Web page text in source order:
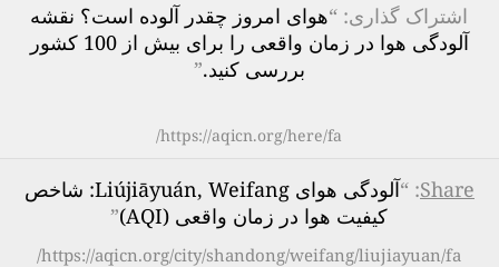
اشتراک گذاری: “هوای امروز چقدر آلوده است؟ نقشه
آلودگی هوا در زمان واقعی را برای بیش از 100 کشور
بررسی کنید.”
https://aqicn.org/here/fa/
Share
: “
آلودگی هوای Liújiāyuán, Weifang: شاخص
کیفیت هوا در زمان واقعی (AQI)
”
https://aqicn.org/city/shandong/weifang/liujiayuan/fa/